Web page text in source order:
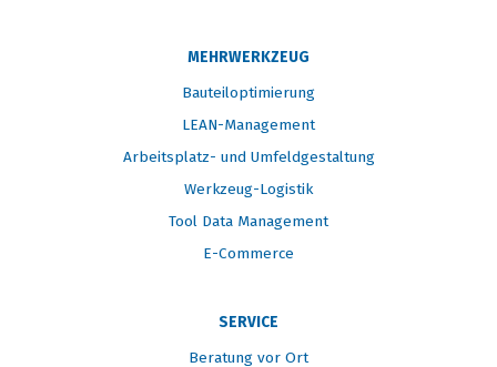
MEHRWERKZEUG
Bauteiloptimierung
LEAN-Management
Arbeitsplatz- und Umfeldgestaltung
Werkzeug-Logistik
Tool Data Management
E-Commerce
SERVICE
Beratung vor Ort